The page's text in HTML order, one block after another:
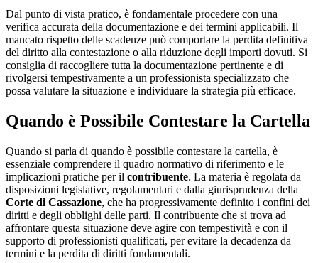
Dal punto di vista pratico, è fondamentale procedere con una
verifica accurata della documentazione e dei termini applicabili. Il
mancato rispetto delle scadenze può comportare la perdita definitiva
del diritto alla contestazione o alla riduzione degli importi dovuti. Si
consiglia di raccogliere tutta la documentazione pertinente e di
rivolgersi tempestivamente a un professionista specializzato che
possa valutare la situazione e individuare la strategia più efficace.
Quando è Possibile Contestare la Cartella
Quando si parla di quando è possibile contestare la cartella, è
essenziale comprendere il quadro normativo di riferimento e le
implicazioni pratiche per il contribuente. La materia è regolata da
disposizioni legislative, regolamentari e dalla giurisprudenza della
Corte di Cassazione, che ha progressivamente definito i confini dei
diritti e degli obblighi delle parti. Il contribuente che si trova ad
affrontare questa situazione deve agire con tempestività e con il
supporto di professionisti qualificati, per evitare la decadenza da
termini e la perdita di diritti fondamentali.